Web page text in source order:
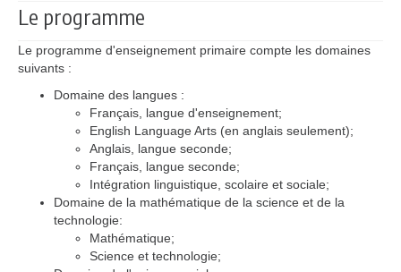
Le programme
Le programme d'enseignement primaire compte les domaines
suivants :
Domaine des langues :
Français, langue d'enseignement;
English Language Arts (en anglais seulement);
Anglais, langue seconde;
Français, langue seconde;
Intégration linguistique, scolaire et sociale;
Domaine de la mathématique de la science et de la
technologie:
Mathématique;
Science et technologie;